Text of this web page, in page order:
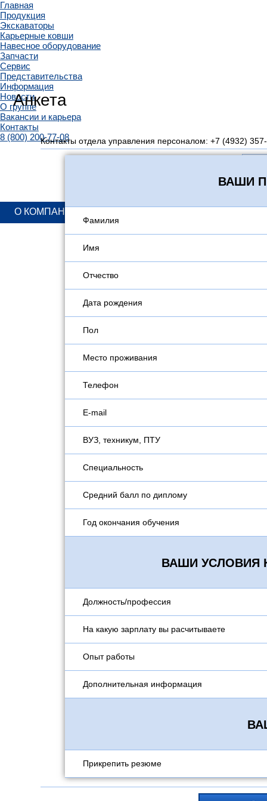
Главная
Продукция
Экскаваторы
Карьерные ковши
Навесное оборудование
Запчасти
Сервис
Представительства
Информация
Новости
О группе
Вакансии и карьера
Контакты
8 (800) 200-77-08
О КОМПАНИИ
Анкета
Контакты отдела управления персоналом: +7 (4932)
ВАШИ
Фамилия
Имя
Отчество
Дата рождения
Пол
Место проживания
Телефон
E-mail
ВУЗ, техникум, ПТУ
Специальность
Средний балл по диплому
Год окончания обучения
ВАШИ УСЛОВИЯ
Должность/профессия
На какую зарплату вы расчитываете
Опыт работы
Дополнительная информация
Прикрепить резюме